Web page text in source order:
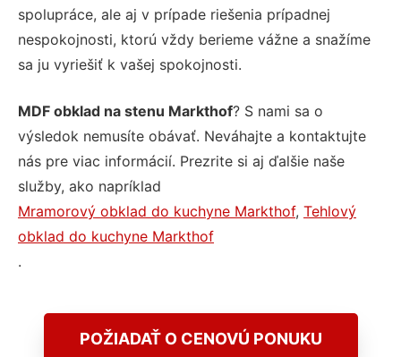
spolupráce, ale aj v prípade riešenia prípadnej
nespokojnosti, ktorú vždy berieme vážne a snažíme
sa ju vyriešiť k vašej spokojnosti.
MDF obklad na stenu Markthof? S nami sa o
výsledok nemusíte obávať. Neváhajte a kontaktujte
nás pre viac informácií. Prezrite si aj ďalšie naše
služby, ako napríklad
Mramorový obklad do kuchyne Markthof, Tehlový
obklad do kuchyne Markthof
.
POŽIADAŤ O CENOVÚ PONUKU